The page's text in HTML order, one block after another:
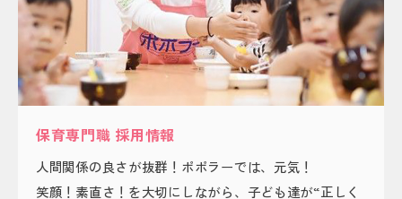
保育専門職 採用情報
人間関係の良さが抜群！ポポラーでは、元気！
笑顔！素直さ！を大切にしながら、子ども達が“正しく